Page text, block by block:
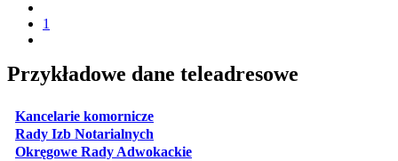
1
Przykładowe dane teleadresowe
Kancelarie komorniczeotwiera się w nowej karcie
Rady Izb Notarialnych
Okręgowe Rady Adwokackieotwiera się w nowej karcie